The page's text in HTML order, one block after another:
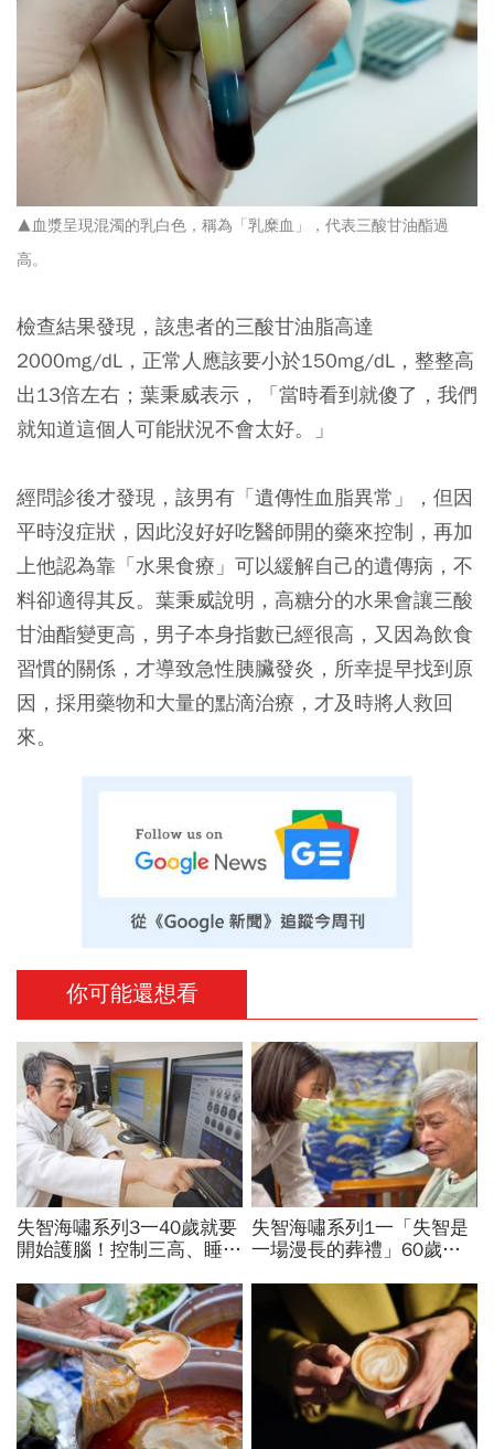
▲血漿呈現混濁的乳白色，稱為「乳糜血」，代表三酸甘油酯過
高。
檢查結果發現，該患者的三酸甘油脂高達
2000mg/dL，正常人應該要小於150mg/dL，整整高
出13倍左右；葉秉威表示，「當時看到就傻了，我們
就知道這個人可能狀況不會太好。」
經問診後才發現，該男有「遺傳性血脂異常」，但因
平時沒症狀，因此沒好好吃醫師開的藥來控制，再加
上他認為靠「水果食療」可以緩解自己的遺傳病，不
料卻適得其反。葉秉威說明，高糖分的水果會讓三酸
甘油酯變更高，男子本身指數已經很高，又因為飲食
習慣的關係，才導致急性胰臟發炎，所幸提早找到原
因，採用藥物和大量的點滴治療，才及時將人救回
來。
你可能還想看
失智海嘯系列3一40歲就要
開始護腦！控制三高、睡眠
天算起
失智海嘯系列1一「失智是
一場漫長的葬禮」60歲退
補家庭關係的最後拼圖